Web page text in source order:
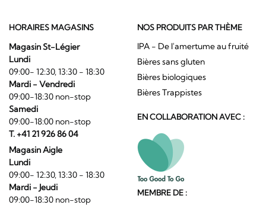
HORAIRES MAGASINS
Magasin St-Légier
Lundi
09:00- 12:30, 13:30 - 18:30
Mardi - Vendredi
09:00-18:30 non-stop
Samedi
09:00-18:00 non-stop
T. +41 21 926 86 04
Magasin Aigle
Lundi
09:00- 12:30, 13:30 - 18:30
Mardi - Jeudi
09:00-18:30 non-stop
NOS PRODUITS PAR THÈME
IPA - De l'amertume au fruité
Bières sans gluten
Bières biologiques
Bières Trappistes
EN COLLABORATION AVEC :
MEMBRE DE :